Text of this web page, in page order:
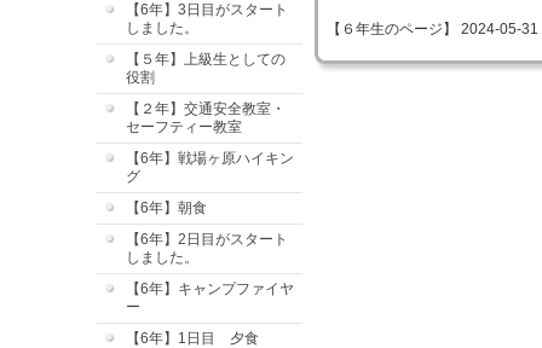
【6年】3日目がスタート
しました。
【５年】上級生としての
役割
【２年】交通安全教室・
セーフティー教室
【6年】戦場ヶ原ハイキン
グ
【6年】朝食
【6年】2日目がスタート
しました。
【6年】キャンプファイヤ
ー
【6年】1日目 夕食
【６年生のページ】 2024-05-